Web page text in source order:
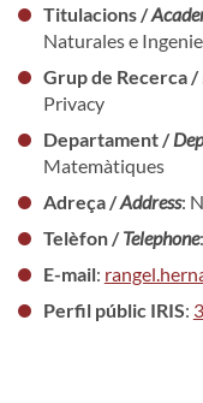
Titulacions /
Naturales e
Grup de Recerca /
Privacy
Departament /
Matemàtiques
Adreça /Address:
Telèfon /Telephone
E-mail:
Perfil públic IRIS: